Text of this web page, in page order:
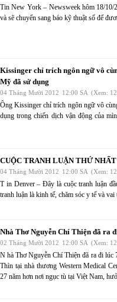
Tin New York – Newsweek hôm 18/10/
và sẽ chuyển sang báo kỹ thuật số để
Kissinger chỉ trích ngôn ngữ vô
Mỹ đã sử dụng
04 Tháng Mười 2012 12:00 SA (Xem:
Ông Kissinger chỉ trích ngôn ngữ vô
dụng trong chiến dịch vận động của
CUỘC TRANH LUẬN THỨ
04 Tháng Mười 2012 12:00 SA (Xem:
T in Denver – Đây là cuộc tranh luận
tranh luận là kinh tế, chăm sóc y tế và
Nhà Thơ Nguyễn Chí Thiện đã ra
02 Tháng Mười 2012 12:00 SA (Xem:
N hà Thơ Nguyễn Chí Thiện đã ra đi lúc
Thìn tại nhà thương Western Medical
năm hơn nơi ngục tù tại Việt Nam,